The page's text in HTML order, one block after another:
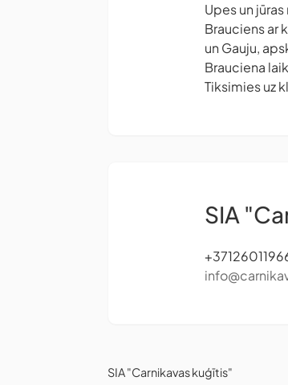
Upes un
Brauciens ar
un Gauju,
Brauciena
Tiksimies uz
SIA
SIA "Carnikavas kuģītis"